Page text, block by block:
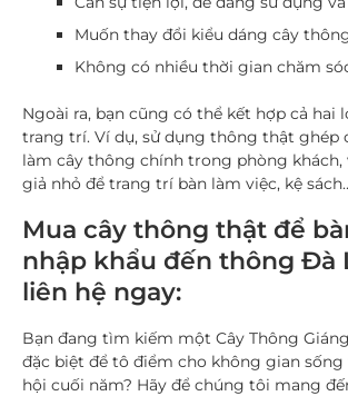
Muốn thay đổi kiểu dáng cây
Không có nhiều thời gian chăm
Ngoài ra, bạn cũng có thể kết hợp cả hai
trang trí. Ví dụ, sử dụng thông thật ghép
làm cây thông chính trong phòng
giả nhỏ để trang trí bàn làm việc, kệ
Mua cây thông thật để
nhập khẩu đến thông Đà
liên hệ ngay:
Bạn đang tìm kiếm một Cây Thông
đặc biệt để tô điểm cho không gian
hội cuối năm? Hãy để chúng tôi mang